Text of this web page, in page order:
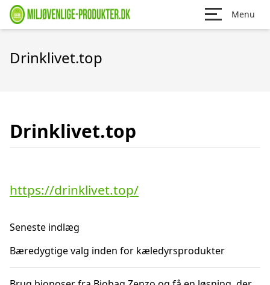
Menu
Drinklivet.top
Drinklivet.top
https://drinklivet.top/
Seneste indlæg
Bæredygtige valg inden for kæledyrsprodukter